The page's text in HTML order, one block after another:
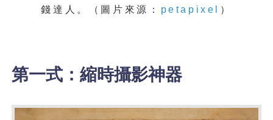
錢達人。 （圖片來源： petapixel ）
第一式：縮時攝影神器